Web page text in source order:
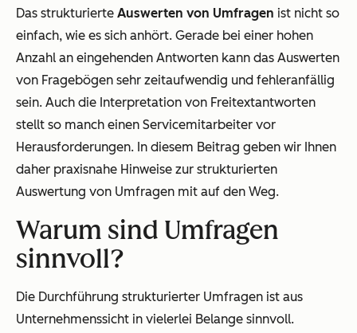
Das strukturierte Auswerten von Umfragen ist nicht so
einfach, wie es sich anhört. Gerade bei einer hohen
Anzahl an eingehenden Antworten kann das Auswerten
von Fragebögen sehr zeitaufwendig und fehleranfällig
sein. Auch die Interpretation von Freitextantworten
stellt so manch einen Servicemitarbeiter vor
Herausforderungen. In diesem Beitrag geben wir Ihnen
daher praxisnahe Hinweise zur strukturierten
Auswertung von Umfragen mit auf den Weg.
Warum sind Umfragen
sinnvoll?
Die Durchführung strukturierter Umfragen ist aus
Unternehmenssicht in vielerlei Belange sinnvoll.